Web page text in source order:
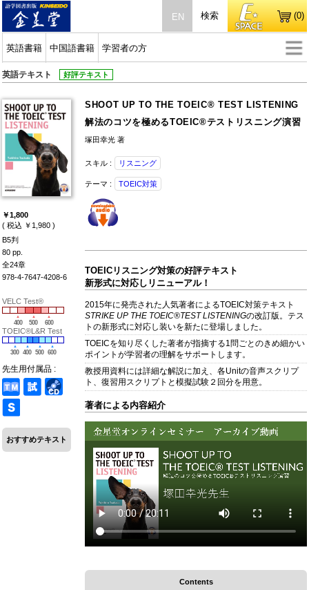
EN
英語書籍 中国語書籍 学習者の方
検索 (0)
英語テキスト 好評テキスト
￥1,800
( 税込 ￥1,980 )
B5判
80 pp.
全24章
978-4-7647-4208-6
VELC Test®
400 500 600
TOEIC®L&R Test
300 400 500 600
先生用付属品 :
おすすめテキスト
SHOOT UP TO THE TOEIC® TEST LISTENING
解法のコツを極めるTOEIC®テストリスニング演習
塚田幸光 著
スキル : リスニング
テーマ : TOEIC対策
TOEICリスニング対策の好評テキスト
新形式に対応しリニューアル！
2015年に発売された人気著者によるTOEIC対策テキスト
STRIKE UP THE TOEIC®TEST LISTENINGの改訂版。テス
トの新形式に対応し装いを新たに登場しました。
TOEICを知り尽くした著者が指摘する1問ごとのきめ細かい
ポイントが学習者の理解をサポートします。
教授用資料には詳細な解説に加え、各Unitの音声スクリプ
ト、復習用スクリプトと模擬試験２回分を用意。
著者による内容紹介
Contents